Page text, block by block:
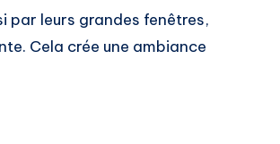
par leurs grandes fenêtres,
Cela crée une ambiance